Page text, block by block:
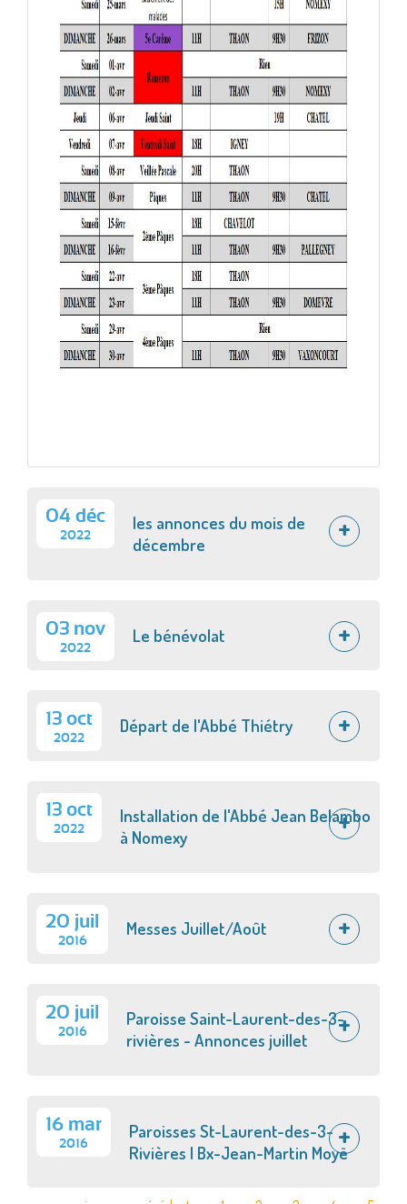
04 déc
2022
les annonces du mois de
décembre
03 nov
2022
Le bénévolat
13 oct
2022
Départ de l'Abbé Thiétry
13 oct
2022
Installation de l'Abbé Jean Belambo
à Nomexy
20 juil
2016
Messes Juillet/Août
20 juil
2016
Paroisse Saint-Laurent-des-3-
rivières - Annonces juillet
16 mar
2016
Paroisses St-Laurent-des-3-
Rivières | Bx-Jean-Martin Moyë